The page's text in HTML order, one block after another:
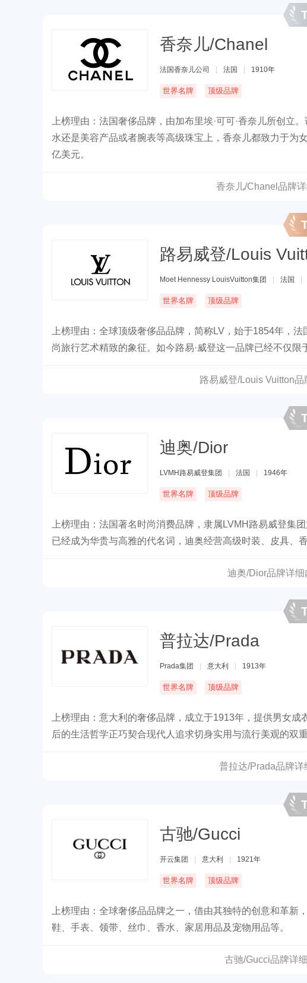
香奈儿/Chanel
法国香奈儿公司 法国 1910年
世界名牌 顶级品牌
上榜理由：法国奢侈品牌，由加布里埃·可可·香奈儿所创
水还是美容产品或者腕表等高级珠宝上，香奈儿都致力于为
亿美元。
香奈儿/Chanel品牌
路易威登/Louis
Moet Hennessy LouisVuitton集团 法国
世界名牌 顶级品牌
上榜理由：全球顶级奢侈品品牌，简称LV，始于1854年，
尚旅行艺术精致的象征。如今路易·威登这一品牌已经不仅
路易威登/Louis Vuitton
迪奥/Dior
LVMH路易威登集团 法国 1946年
世界名牌 顶级品牌
上榜理由：法国著名时尚消费品牌，隶属LVMH路易威登集
已经成为华贵与高雅的代名词，迪奥经营高级时装、皮具、
迪奥/Dior品牌详
普拉达/Prada
Prada集团 意大利 1913年
世界名牌 顶级品牌
上榜理由：意大利的奢侈品牌，成立于1913年，提供男女
后的生活哲学正巧契合现代人追求切身实用与流行美观的双
普拉达/Prada品牌详
古驰/Gucci
开云集团 意大利 1921年
世界名牌 顶级品牌
上榜理由：全球奢侈品品牌之一，借由其独特的创意和革
鞋、手表、领带、丝巾、香水、家居用品及宠物用品等。
古驰/Gucci品牌详